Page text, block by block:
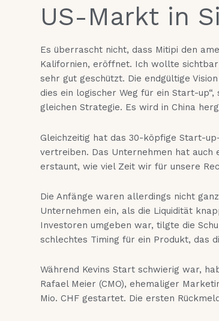
US-Markt in
Es überrascht nicht, dass Mitipi den
Kalifornien, eröffnet. Ich wollte sichtbar
sehr gut geschützt. Die endgültige
dies ein logischer Weg für ein Start-
gleichen Strategie. Es wird in China
Gleichzeitig hat das 30-köpfige Start-
vertreiben. Das Unternehmen hat auch
erstaunt, wie viel Zeit wir für unsere
Die Anfänge waren allerdings nicht
Unternehmen ein, als die Liquidität
Investoren umgeben war, tilgte die
schlechtes Timing für ein Produkt, das
Während Kevins Start schwierig war,
Rafael Meier (CMO), ehemaliger
Mio. CHF gestartet. Die ersten